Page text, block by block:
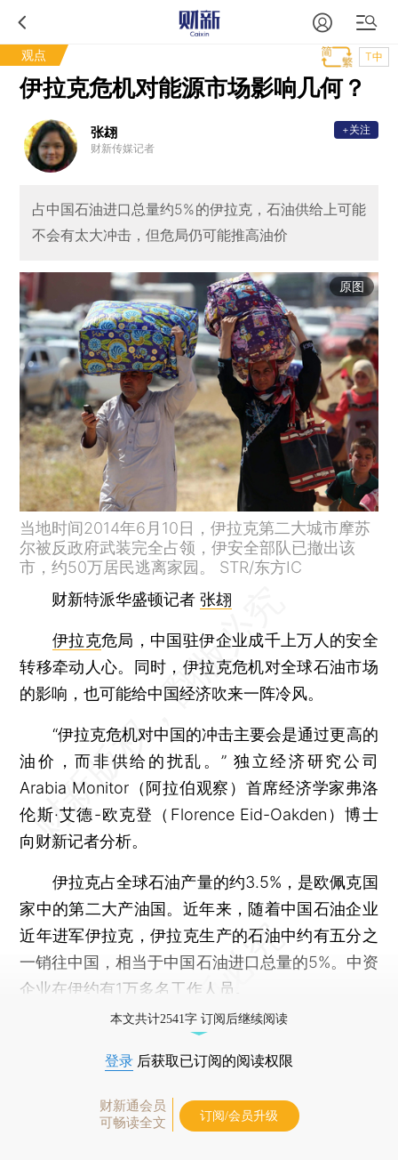
观点 T中
伊拉克危机对能源市场影响几何？
张翃
财新传媒记者
+关注
占中国石油进口总量约5%的伊拉克，石油供给上可能
不会有太大冲击，但危局仍可能推高油价
原图
当地时间2014年6月10日，伊拉克第二大城市摩苏
尔被反政府武装完全占领，伊安全部队已撤出该
市，约50万居民逃离家园。 STR/东方IC
财新特派华盛顿记者张翃
伊拉克危局，中国驻伊企业成千上万人的安全
转移牵动人心。同时，伊拉克危机对全球石油市场
的影响，也可能给中国经济吹来一阵冷风。
“伊拉克危机对中国的冲击主要会是通过更高的
油价，而非供给的扰乱。” 独立经济研究公司
Arabia Monitor（阿拉伯观察）首席经济学家弗洛
伦斯·艾德-欧克登（Florence Eid-Oakden）博士
向财新记者分析。
伊拉克占全球石油产量的约3.5%，是欧佩克国
家中的第二大产油国。近年来，随着中国石油企业
近年进军伊拉克，伊拉克生产的石油中约有五分之
一销往中国，相当于中国石油进口总量的5%。中资
企业在伊约有1万多名工作人员。
本文共计2541字 订阅后继续阅读
登录 后获取已订阅的阅读权限
财新通会员
可畅读全文
订阅/会员升级